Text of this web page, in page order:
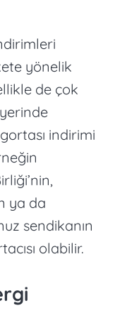
yönelik
de çok
indirimi
ya da
sendikanın
olabilir.